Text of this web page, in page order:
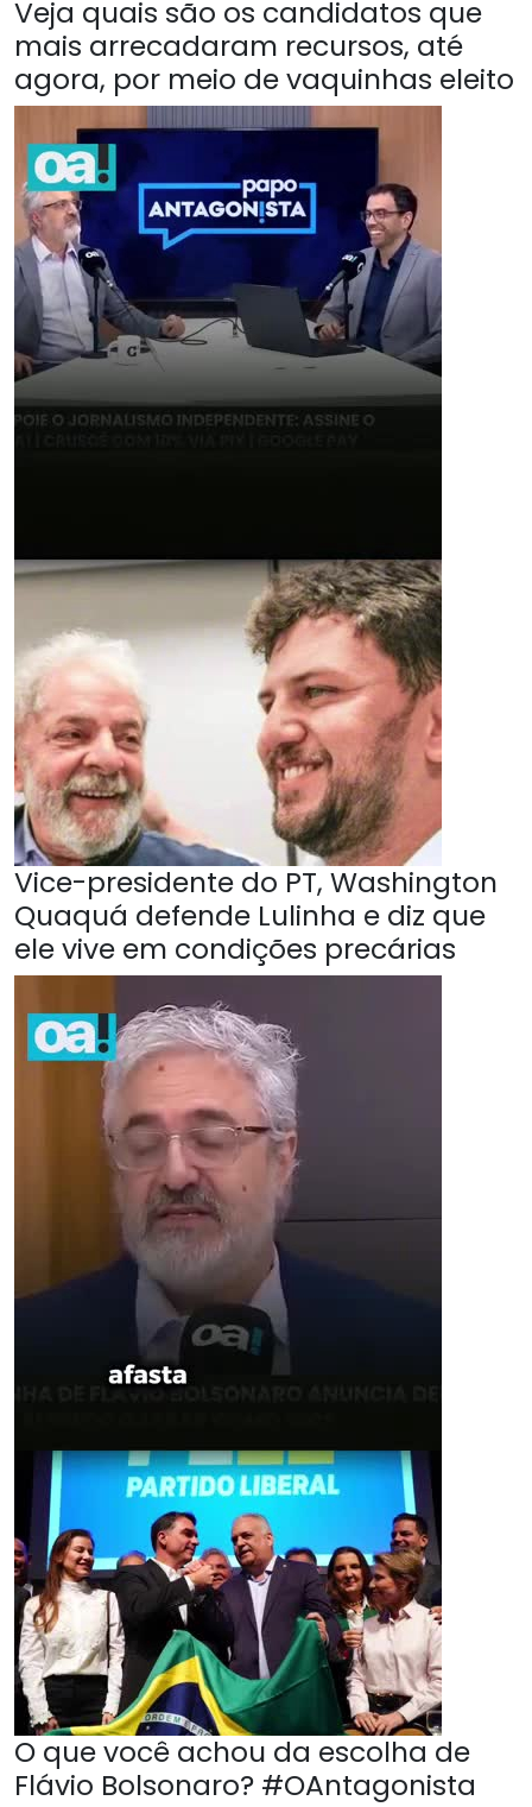
Veja quais são os candidatos que
mais arrecadaram recursos, até
agora, por meio de vaquinhas eleito
Vice-presidente do PT, Washington
Quaquá defende Lulinha e diz que
ele vive em condições precárias
O que você achou da escolha de
Flávio Bolsonaro? #OAntagonista